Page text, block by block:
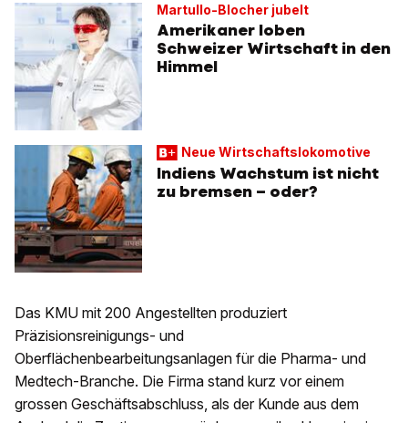
Martullo-Blocher jubelt
Amerikaner loben
Schweizer Wirtschaft in den
Himmel
Neue Wirtschaftslokomotive
Indiens Wachstum ist nicht
zu bremsen – oder?
Das KMU mit 200 Angestellten produziert
Präzisionsreinigungs- und
Oberflächenbearbeitungsanlagen für die Pharma- und
Medtech-Branche. Die Firma stand kurz vor einem
grossen Geschäftsabschluss, als der Kunde aus dem